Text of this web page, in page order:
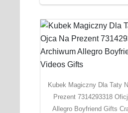
Kubek Magiczny Dla Taty
Prezent 7314293318
Allegro Boyfriend Gifts